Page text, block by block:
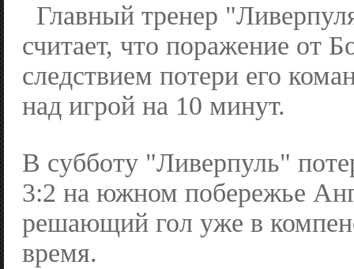
Главный тренер
считает, что поражение от
следствием потери его
над игрой на 10 минут.
В субботу "Ливерпуль"
3:2 на южном побережье
решающий гол уже в
время.